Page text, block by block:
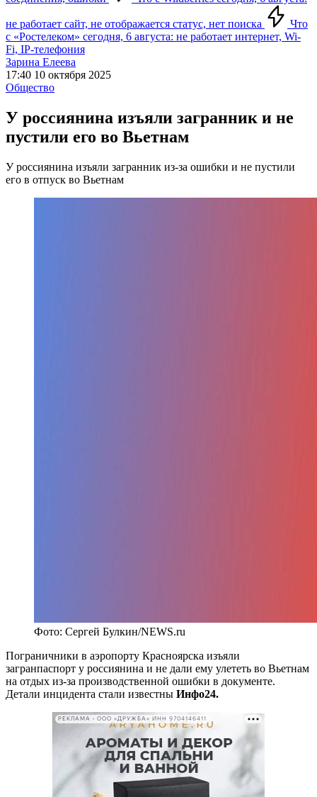
не работает сайт, не отображается статус, нет поиска
Что
с «Ростелеком» сегодня, 6 августа: не работает интернет, Wi-
Fi, IP-телефония
Зарина Елеева
17:40 10 октября 2025
Общество
У россиянина изъяли загранник и не
пустили его во Вьетнам
У россиянина изъяли загранник из-за ошибки и не пустили
его в отпуск во Вьетнам
Фото: Сергей Булкин/NEWS.ru
Пограничники в аэропорту Красноярска изъяли
загранпаспорт у россиянина и не дали ему улететь во Вьетнам
на отдых из-за производственной ошибки в документе.
Детали инцидента стали известны Инфо24.
РЕКЛАМА • ООО «ДРУЖБА» ИНН 9704146411